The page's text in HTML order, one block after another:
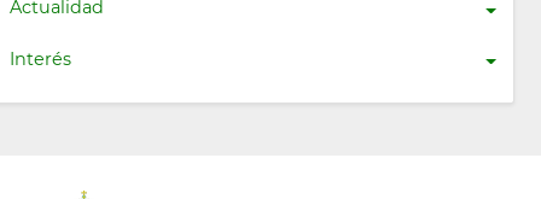
Actualidad
Interés